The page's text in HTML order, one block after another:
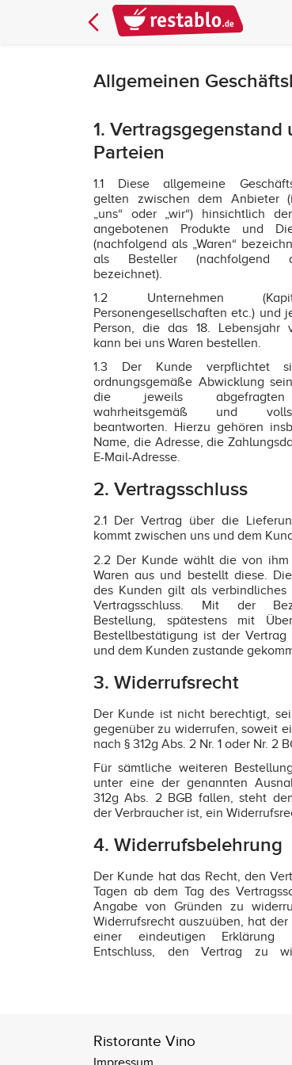
Allgemeinen
1. Vertragsgegenstand
Parteien
1.1 Diese allgemeine
gelten zwischen dem Anbieter
„uns“ oder „wir“) hinsichtlich
angebotenen Produkte und
(nachfolgend als „Waren“
als Besteller (nachfolgend
bezeichnet).
1.2 Unternehmen
Personengesellschaften etc.) und
Person, die das 18. Lebensjahr
kann bei uns Waren bestellen.
1.3 Der Kunde verpflichtet
ordnungsgemäße Abwicklung
die jeweils abgefragten
wahrheitsgemäß und
beantworten. Hierzu gehören
Name, die Adresse, die
E-Mail-Adresse.
2. Vertragsschluss
2.1 Der Vertrag über die
kommt zwischen uns und dem
2.2 Der Kunde wählt die von ihm
Waren aus und bestellt diese.
des Kunden gilt als verbindliches
Vertragsschluss. Mit der
Bestellung, spätestens mit
Bestellbestätigung ist der Vertrag
und dem Kunden zustande
3. Widerrufsrecht
Der Kunde ist nicht berechtigt,
gegenüber zu widerrufen, soweit
nach § 312g Abs. 2 Nr. 1 oder Nr. 2
Für sämtliche weiteren
unter eine der genannten
312g Abs. 2 BGB fallen, steht
der Verbraucher ist, ein
4. Widerrufsbelehrung
Der Kunde hat das Recht, den
Tagen ab dem Tag des
Angabe von Gründen zu
Widerrufsrecht auszuüben, hat
einer eindeutigen Erklärung
Entschluss, den Vertrag zu
Ristorante Vino